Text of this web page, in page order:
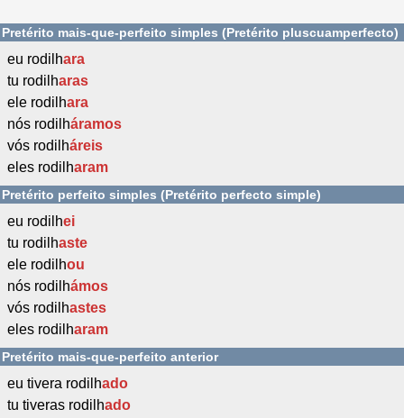
Pretérito mais-que-perfeito simples (Pretérito pluscuamperfecto)
eu rodilhara
tu rodilharas
ele rodilhara
nós rodilháramos
vós rodilháreis
eles rodilharam
Pretérito perfeito simples (Pretérito perfecto simple)
eu rodilhei
tu rodilhaste
ele rodilhou
nós rodilhámos
vós rodilhastes
eles rodilharam
Pretérito mais-que-perfeito anterior
eu tivera rodilhado
tu tiveras rodilhado